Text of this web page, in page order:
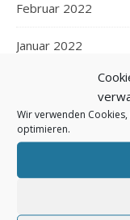
Wir verwenden
optimieren.
Februar 2022
Januar 2022
Dezember 2021
November 2021